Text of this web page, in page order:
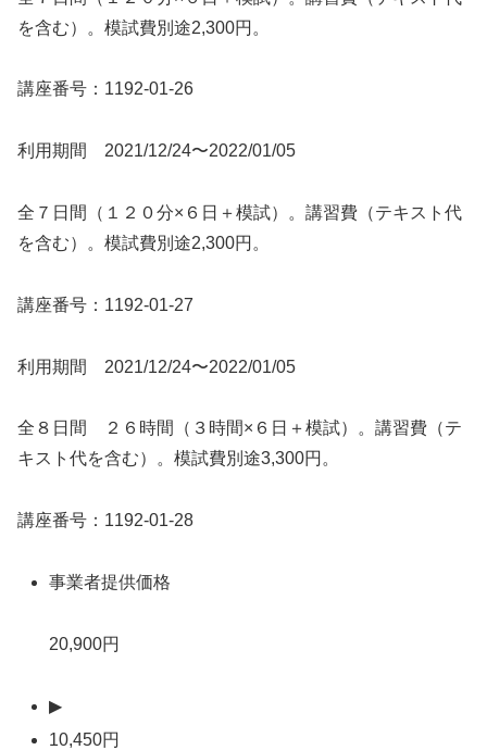
を含む）。模試費別途2,300円。
講座番号：1192-01-26
利用期間 2021/12/24〜2022/01/05
全７日間（１２０分×６日＋模試）。講習費（テキスト代
を含む）。模試費別途2,300円。
講座番号：1192-01-27
利用期間 2021/12/24〜2022/01/05
全８日間 ２６時間（３時間×６日＋模試）。講習費（テ
キスト代を含む）。模試費別途3,300円。
講座番号：1192-01-28
事業者提供価格
20,900円
▶
10,450円